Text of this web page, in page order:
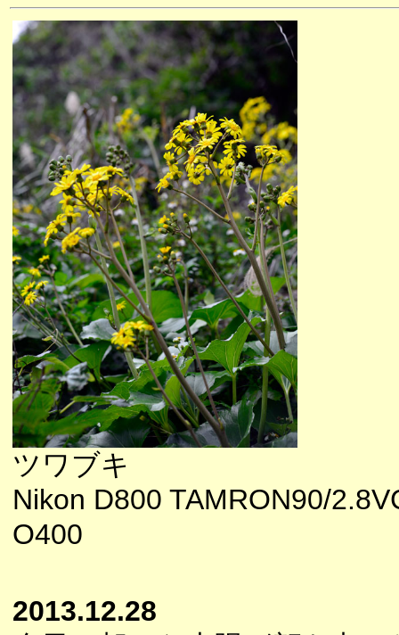
ツワブキ
Nikon D800 TAMRON90/
O400
2013.12.28